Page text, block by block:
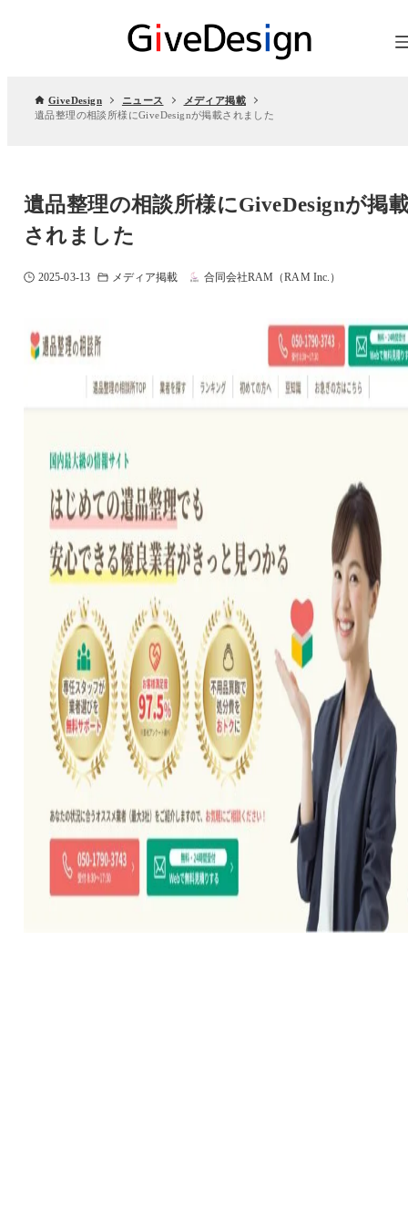
GiveDesign ニュース
メディア掲載
遺品整理の相談所様にGiveDesignが掲載されました
遺品整理の相談所様にGiveDesignが掲
されました
2025-03-13 メディア掲載 合同会社RAM（RAM Inc.）